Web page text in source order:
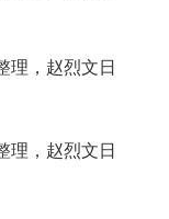
理，赵烈文日
理，赵烈文日